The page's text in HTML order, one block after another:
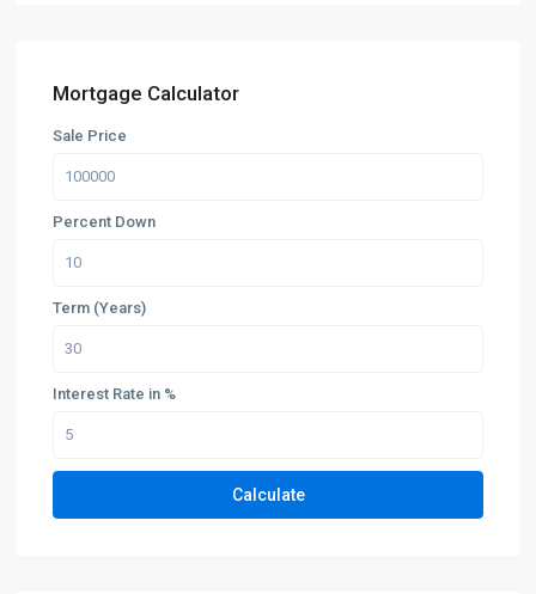
Mortgage Calculator
Sale Price
Percent Down
Term (Years)
Interest Rate in %
Calculate